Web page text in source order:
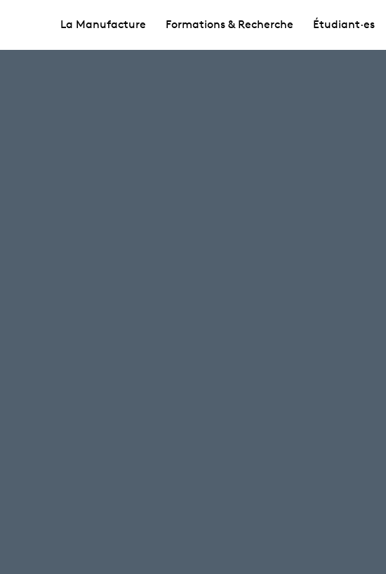
La Manufacture Formations & Recherche Étudiant·es